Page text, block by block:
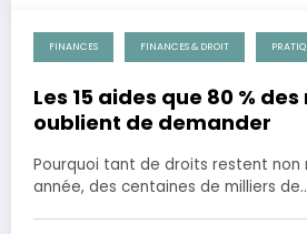
28 novembre 2025
FINANCES FINANCES & DROIT
Les 15 aides que 80 %
oublient de demander
Pourquoi tant de droits restent non
année, des centaines de milliers